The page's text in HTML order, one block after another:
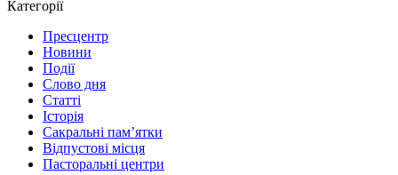
Категорії
Пресцентр
Новини
Події
Слово дня
Статті
Історія
Сакральні пам’ятки
Відпустові місця
Пасторальні центри